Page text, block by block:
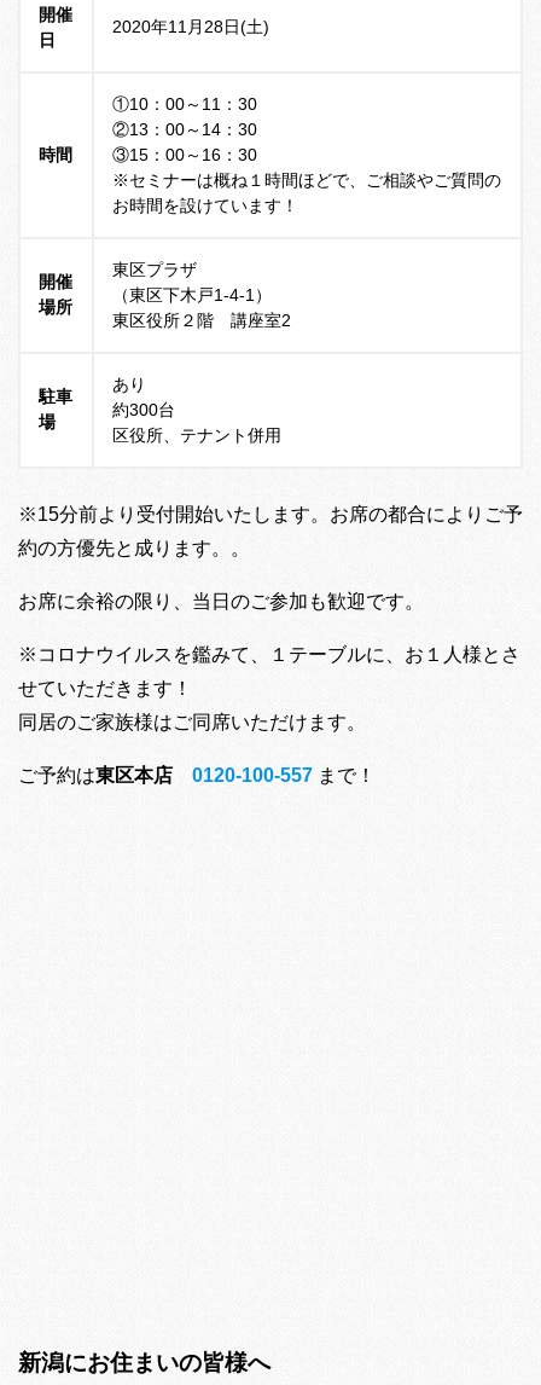
開催
日
2020年11月28日(土)
時間
①10：00～11：30
②13：00～14：30
③15：00～16：30
※セミナーは概ね１時間ほどで、ご相談やご質問の
お時間を設けています！
開催
場所
東区プラザ
（東区下木戸1-4-1）
東区役所２階 講座室2
駐車
場
あり
約300台
区役所、テナント併用
※15分前より受付開始いたします。お席の都合によりご予
約の方優先と成ります。。
お席に余裕の限り、当日のご参加も歓迎です。
※コロナウイルスを鑑みて、１テーブルに、お１人様とさ
せていただきます！
同居のご家族様はご同席いただけます。
ご予約は東区本店 0120-100-557 まで！
新潟にお住まいの皆様へ